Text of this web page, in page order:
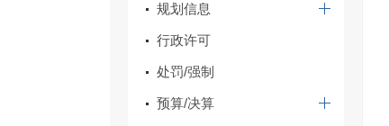
规划信息
行政许可
处罚/强制
预算/决算